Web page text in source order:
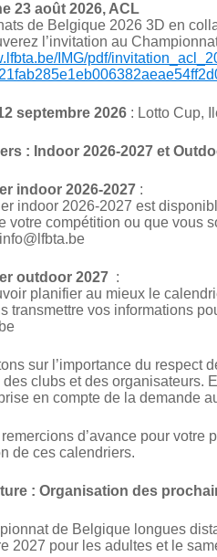
23 août 2026, ACL
de Belgique 2026 3D en
l’invitation au
IMG/pdf/
septembre 2026: Lotto Cup,
: Indoor 2026-2027 et
indoor 2026-2027:
indoor 2026-2027 est
votre compétition ou que vous
outdoor 2027 :
planifier au mieux le
transmettre vos informations
sur l’importance du respect
des clubs et des
en compte de la demande
d’avance pour
de ces calendriers.
: Organisation des
de Belgique longues
2027 pour les adultes et le